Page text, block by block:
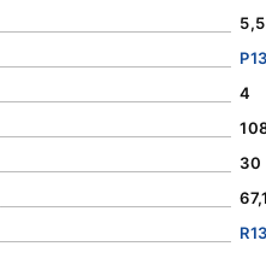
5,5
Р13
4
30
67,1